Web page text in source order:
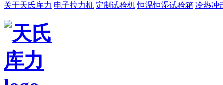
关于天氏库力 电子拉力机 定制试验机 恒温恒湿试验箱 冷热冲